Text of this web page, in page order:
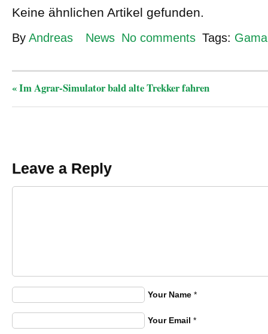
Keine ähnlichen Artikel gefunden.
By Andreas News No comments Tags:
«Im Agrar-Simulator bald alte Trekker fahren
Leave a Reply
Your Name *
Your Email *